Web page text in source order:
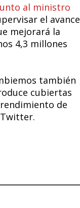
al ministro
el avance
mejorará la
4,3 millones
también
cubiertas
de